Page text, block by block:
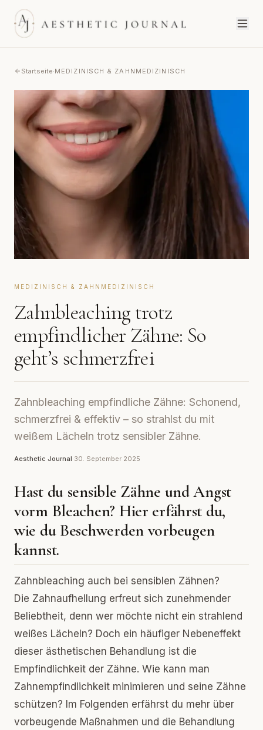
Startseite·MEDIZINISCH & ZAHNMEDIZINISCH
MEDIZINISCH & ZAHNMEDIZINISCH
Zahnbleaching trotz
empfindlicher Zähne: So
geht’s schmerzfrei
Zahnbleaching empfindliche Zähne: Schonend,
schmerzfrei & effektiv – so strahlst du mit
weißem Lächeln trotz sensibler Zähne.
Aesthetic Journal·30. September 2025
Hast du sensible Zähne und Angst
vorm Bleachen? Hier erfährst du,
wie du Beschwerden vorbeugen
kannst.
Zahnbleaching auch bei sensiblen Zähnen?
Die Zahnaufhellung erfreut sich zunehmender
Beliebtheit, denn wer möchte nicht ein strahlend
weißes Lächeln? Doch ein häufiger Nebeneffekt
dieser ästhetischen Behandlung ist die
Empfindlichkeit der Zähne. Wie kann man
Zahnempfindlichkeit minimieren und seine Zähne
schützen? Im Folgenden erfährst du mehr über
vorbeugende Maßnahmen und die Behandlung